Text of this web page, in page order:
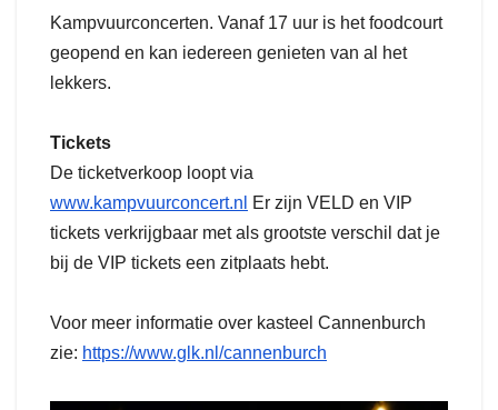
Kampvuurconcerten. Vanaf 17 uur is het foodcourt
geopend en kan iedereen genieten van al het
lekkers.
Tickets
De ticketverkoop loopt via
www.kampvuurconcert.nl
Er zijn VELD en VIP
tickets verkrijgbaar met als grootste verschil dat je
bij de VIP tickets een zitplaats hebt.
Voor meer informatie over kasteel Cannenburch
zie: https://www.glk.nl/cannenburch